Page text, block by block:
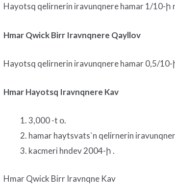
Hayotsq qelirnerin iravunqnere hamar 1/10-ի
Hmar Qwick Birr Iravnqnere Qayllov
Hayotsq qelirnerin iravunqnere hamar 0,5/10-
Hmar Hayotsq Iravnqnere Kav
3,000 -t օ.
hamar haytsvats`n qelirnerin
kacmeri hndev 2004-ի .
Hmar Qwick Birr Iravnqne Kav